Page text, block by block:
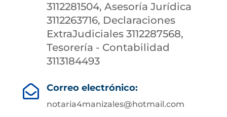
3112281504, Asesoría Jurídica
3112263716, Declaraciones
ExtraJudiciales 3112287568,
Tesorería - Contabilidad
3113184493
 Correo electrónico:
notaria4manizales@hotmail.com